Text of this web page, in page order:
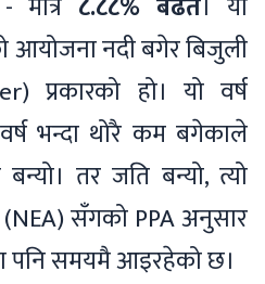
आयोजना नदी बगेर बिजुली
प्रकारको हो। यो वर्ष
भन्दा थोरै कम बगेकाले
तर जति बन्यो, त्यो
(NEA) सँगको PPA अनुसार
पनि समयमै आइरहेको छ।